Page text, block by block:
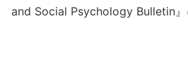
and Social Psychology Bulletin』